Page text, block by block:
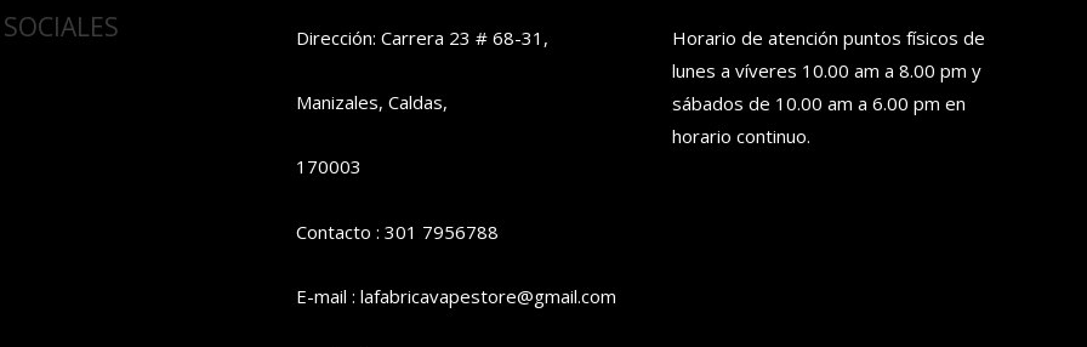
Dirección: Carrera 23 # 68-31,
Manizales, Caldas,
170003
Contacto : 301 7956788
E-mail : lafabricavapestore@gmail.com
Horario de atención puntos físicos de
lunes a víveres 10.00 am a 8.00 pm y
sábados de 10.00 am a 6.00 pm en
horario continuo.